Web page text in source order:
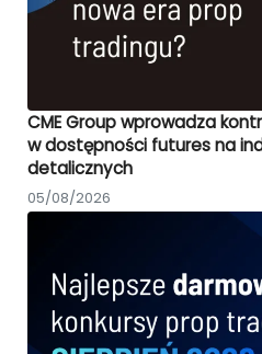
CME Group wprowadza
w dostępności futures na
detalicznych
05/08/2026